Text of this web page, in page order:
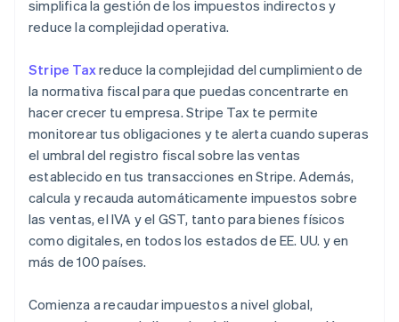
simplifica la gestión de los impuestos indirectos y
reduce la complejidad operativa.
Stripe Taxreduce la complejidad del cumplimiento de
la normativa fiscal para que puedas concentrarte en
hacer crecer tu empresa. Stripe Tax te permite
monitorear tus obligaciones y te alerta cuando superas
el umbral del registro fiscal sobre las ventas
establecido en tus transacciones en Stripe. Además,
calcula y recauda automáticamente impuestos sobre
las ventas, el IVA y el GST, tanto para bienes físicos
como digitales, en todos los estados de EE. UU. y en
más de 100 países.
Comienza a recaudar impuestos a nivel global,